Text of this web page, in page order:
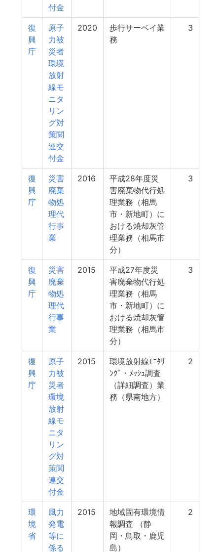
付金
復
興
庁
原子
力被
災者
環境
放射
線モ
ニタ
リン
グ対
策関
連交
付金
2020
歩行サーベイ業
務
3
復
興
庁
災害
廃棄
物処
理代
行事
業
2016
平成28年度災
害廃棄物代行処
理業務（相馬
市・新地町）に
おける焼却灰管
理業務（相馬市
分）
3
復
興
庁
災害
廃棄
物処
理代
行事
業
2015
平成27年度災
害廃棄物代行処
理業務（相馬
市・新地町）に
おける焼却灰管
理業務（相馬市
分）
3
復
興
庁
原子
力被
災者
環境
放射
線モ
ニタ
リン
グ対
策関
連交
付金
2015
環境放射線ﾓﾆﾀﾘ
ﾝｸﾞ・ﾒｯｼｭ調査
（詳細調査）業
務（県南地方）
2
環
境
省
風力
発電
等に
係る
2015
地域固有環境情
報調査 （静
岡・鳥取・鹿児
島）
2